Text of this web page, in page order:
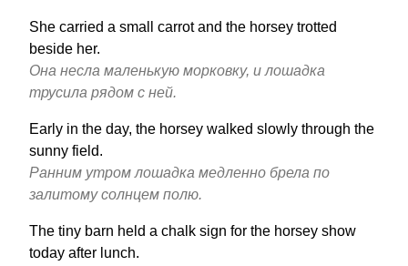
She carried a small carrot and the horsey trotted
beside her.
Она несла маленькую морковку, и лошадка
трусила рядом с ней.
Early in the day, the horsey walked slowly through the
sunny field.
Ранним утром лошадка медленно брела по
залитому солнцем полю.
The tiny barn held a chalk sign for the horsey show
today after lunch.